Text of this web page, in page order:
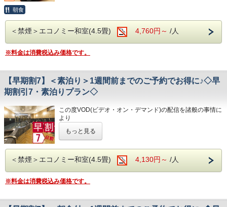
・高知城、高知城歴史博物館、ひろめ市場、日曜市…徒歩約
20分
・繁華街…徒歩約15分/はりまや橋…徒歩約10分
・お遍路(四国八十八ヶ所)
第30番札所 善楽寺…車で約15分
第33番札所 雪蹊寺…車で約20分
・大型トラックやバスも駐車可能な専用平置き駐車場37台
完備。
(700円/泊 ※車輌の大きさによって料金が異なります)
※大型車をご利用の場合は必ずご連絡ください
※駐車場は先着順になります
します
◇その他サービス◇
・全館無料Wi-Fi対応
・VOD(ビデオオンデマンド)設置(500円/泊)
・各種無料貸出グッズ
・24時間フロント対応
◇アクセス◇
・JR高知駅…徒歩5分
・高知IC…車で約10分
・高知龍馬空港…車で約25分
・高知城、高知城歴史博物館、ひろめ市場、日曜市…徒歩約
◇ご朝食◇
◇お風呂◇
営業時間
・男女大浴場/15:00～25:00/6:00～9:00
・男性用サウナ/15:00～24:00
◇駐車場◇
・大型トラックやバスも駐車可能な専用平置き駐車場37台
完備。
(700円/泊 ※車輌の大きさによって料金が異なります)
※駐車場は先着順になります
※満車の場合はホテル近くのコインパーキングをご案内いた
します
◇その他サービス◇
★こちらは朝食付きのプランとなります★
★☆ひと目で分かる！ホテル港屋の５つの特徴☆★
①心のこもったアットホームなお客さま対応
②JR高知駅から徒歩5分の好立地!
③良質の睡眠をご提供!シモンズ社製ベッドを全洋室に採用
浴可能
男湯にはサウナも!
⑤ホテルに隣接した平置き駐車場!大型車やバスも駐車可能
朝食時間 6:30～10:00(9:30オーダーストップ)
チェックインの際にメニューをご確認いただき
和食・洋食お好きな方をお選びください♪
朝食
＜禁煙＞エコノミー和室(4.5畳) 4,760円～ /人
※料金は消費税込み価格です。
【早期割7】＜素泊り＞1週間前までのご予約でお得に♪◇早
期割引7・素泊りプラン◇
この度VOD(ビデオ・オン・デマンド)の配信を諸般の事情に
より
りました。
今までご愛顧いただき、誠にありがとうございました。
何卒ご理解を賜りますようお願い申し上げます。
7日前までのご予約でお得なプランです♪
☆こちらは食事なしの素泊りプランとなります☆
☆港屋自慢のサービス・ベッド・大浴場でおくつろぎくださ
もっと見る
＜禁煙＞エコノミー和室(4.5畳) 4,130円～ /人
※料金は消費税込み価格です。